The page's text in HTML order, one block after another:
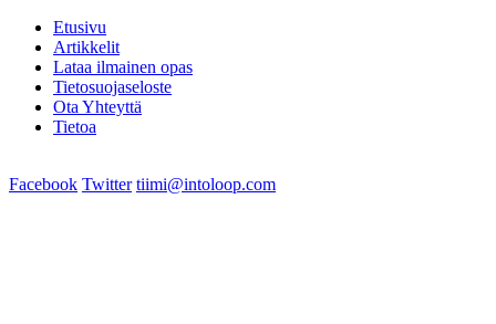
Etusivu
Artikkelit
Lataa ilmainen opas
Tietosuojaseloste
Ota Yhteyttä
Tietoa
Facebook Twitter tiimi@intoloop.com